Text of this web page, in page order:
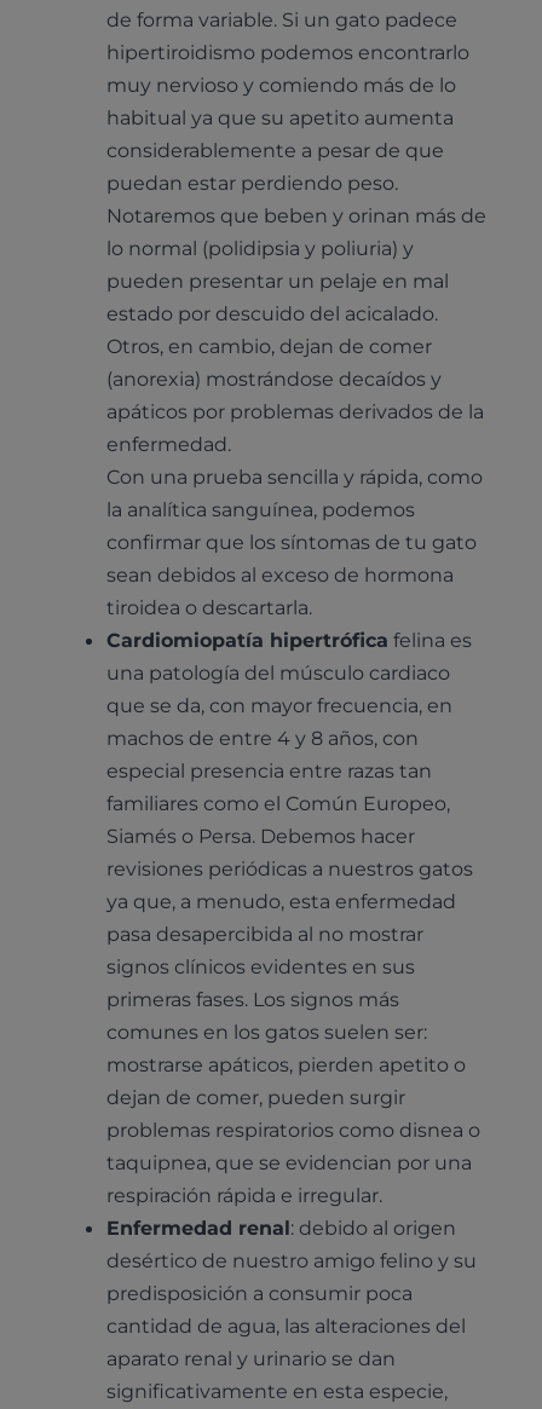
de forma variable. Si un gato padece
hipertiroidismo podemos encontrarlo
muy nervioso y comiendo más de lo
habitual ya que su apetito aumenta
considerablemente a pesar de que
puedan estar perdiendo peso.
Notaremos que beben y orinan más de
lo normal (polidipsia y poliuria) y
pueden presentar un pelaje en mal
estado por descuido del acicalado.
Otros, en cambio, dejan de comer
(anorexia) mostrándose decaídos y
apáticos por problemas derivados de la
enfermedad.
Con una prueba sencilla y rápida, como
la analítica sanguínea, podemos
confirmar que los síntomas de tu gato
sean debidos al exceso de hormona
tiroidea o descartarla.
Cardiomiopatía hipertrófica felina es
una patología del músculo cardiaco
que se da, con mayor frecuencia, en
machos de entre 4 y 8 años, con
especial presencia entre razas tan
familiares como el Común Europeo,
Siamés o Persa. Debemos hacer
revisiones periódicas a nuestros gatos
ya que, a menudo, esta enfermedad
pasa desapercibida al no mostrar
signos clínicos evidentes en sus
primeras fases. Los signos más
comunes en los gatos suelen ser:
mostrarse apáticos, pierden apetito o
dejan de comer, pueden surgir
problemas respiratorios como disnea o
taquipnea, que se evidencian por una
respiración rápida e irregular.
Enfermedad renal: debido al origen
desértico de nuestro amigo felino y su
predisposición a consumir poca
cantidad de agua, las alteraciones del
aparato renal y urinario se dan
significativamente en esta especie,